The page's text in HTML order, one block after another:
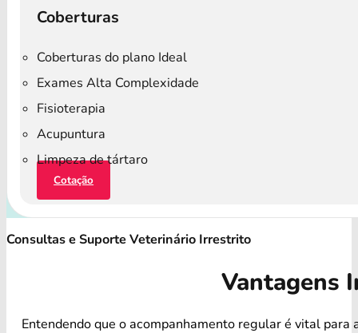
Coberturas
Coberturas do plano Ideal
Exames Alta Complexidade
Fisioterapia
Acupuntura
Limpeza de tártaro
Cotação
Consultas e Suporte Veterinário Irrestrito
Vantagens
Entendendo que o acompanhamento regular é vital para